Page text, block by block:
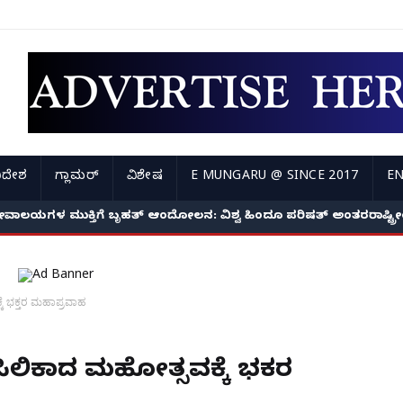
ಗ್ಲಾಮರ್ ವಿಶೇಷ E MUNGARU @ SINCE 2017
ಮುಕ್ತಿಗೆ ಬೃಹತ್ ಆಂದೋಲನ: ವಿಶ್ವ ಹಿಂದೂ ಪರಿಷತ್
ಭಕ್ತರ ಮಹಾಪ್ರವಾಹ
ಮಹೋತ್ಸವಕ್ಕೆ ಭಕ್ತರ